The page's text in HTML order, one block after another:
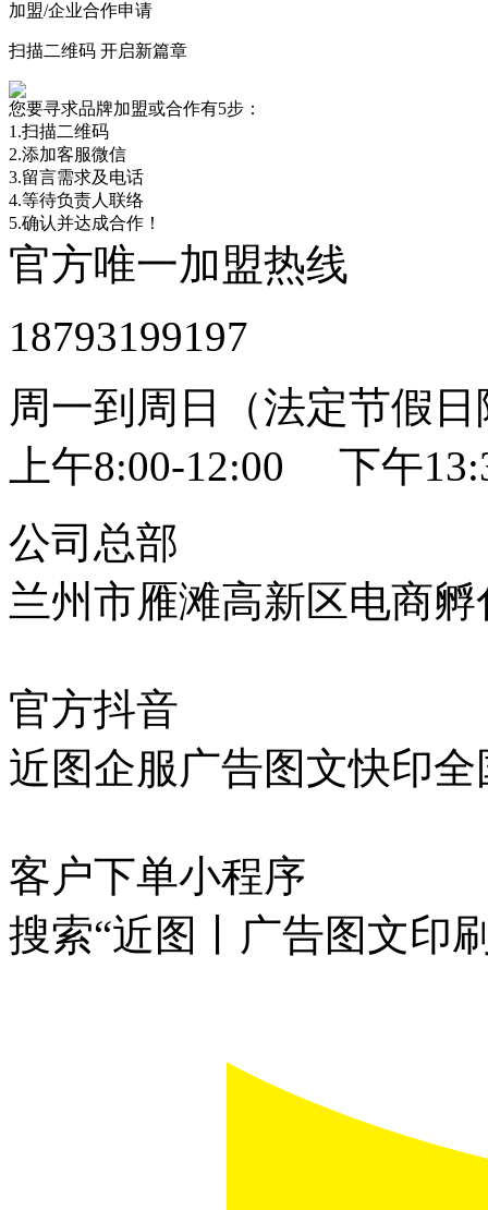
加盟/企业合作申请
扫描二维码 开启新篇章
您要寻求品牌加盟或合作有5步：
1.扫描二维码
2.添加客服微信
3.留言需求及电话
4.等待负责人联络
5.确认并达成合作！
官方唯一加盟热线
18793199197
周一到周日（法定节假
上午8:00-12:00 下午
公司总部
兰州市雁滩高新区电商孵
官方抖音
近图企服广告图文快印全
客户下单小程序
搜索“近图丨广告图文印